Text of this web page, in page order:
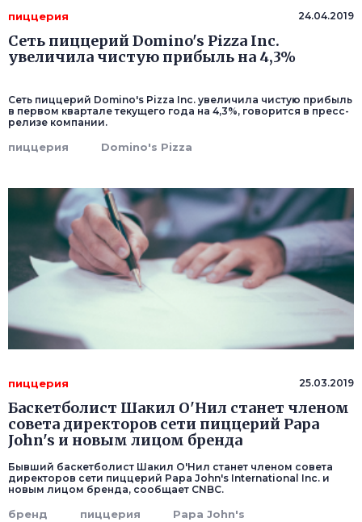
пиццерия 24.04.2019
Сеть пиццерий Domino's Pizza Inc.
увеличила чистую прибыль на 4,3%
Сеть пиццерий Domino's Pizza Inc. увеличила чистую прибыль
в первом квартале текущего года на 4,3%, говорится в пресс-
релизе компании.
пиццерия Domino's Pizza
пиццерия 25.03.2019
Баскетболист Шакил О'Нил станет членом
совета директоров сети пиццерий Papa
John's и новым лицом бренда
Бывший баскетболист Шакил О'Нил станет членом совета
директоров сети пиццерий Papa John's International Inc. и
новым лицом бренда, сообщает CNBC.
бренд пиццерия Papa John's